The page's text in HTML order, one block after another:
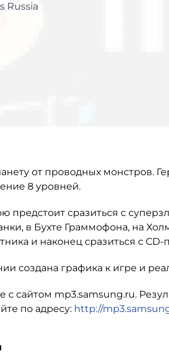
Russia
от проводных монстров.
8 уровней.
предстоит сразиться с
в Бухте Граммофона, на
и наконец сразиться с
создана графика к игре и
с сайтом mp3.samsung.ru.
по адресу: http://